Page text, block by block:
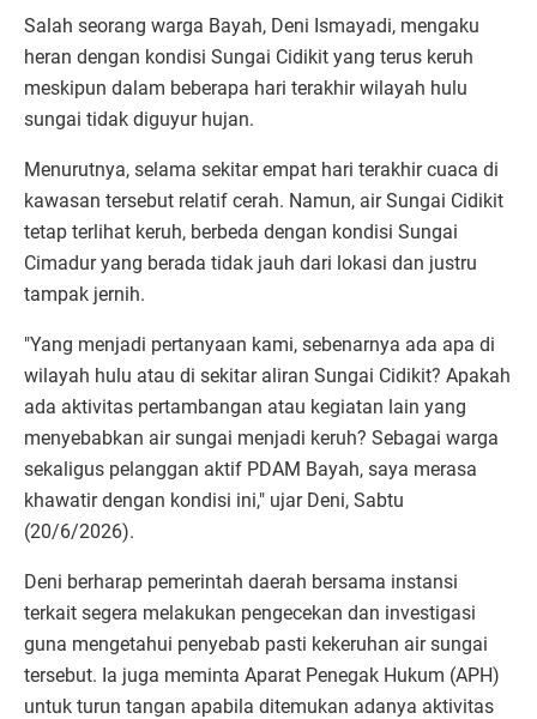
Salah seorang warga Bayah, Deni Ismayadi, mengaku
heran dengan kondisi Sungai Cidikit yang terus keruh
meskipun dalam beberapa hari terakhir wilayah hulu
sungai tidak diguyur hujan.
Menurutnya, selama sekitar empat hari terakhir cuaca di
kawasan tersebut relatif cerah. Namun, air Sungai Cidikit
tetap terlihat keruh, berbeda dengan kondisi Sungai
Cimadur yang berada tidak jauh dari lokasi dan justru
tampak jernih.
"Yang menjadi pertanyaan kami, sebenarnya ada apa di
wilayah hulu atau di sekitar aliran Sungai Cidikit? Apakah
ada aktivitas pertambangan atau kegiatan lain yang
menyebabkan air sungai menjadi keruh? Sebagai warga
sekaligus pelanggan aktif PDAM Bayah, saya merasa
khawatir dengan kondisi ini," ujar Deni, Sabtu
(20/6/2026).
Deni berharap pemerintah daerah bersama instansi
terkait segera melakukan pengecekan dan investigasi
guna mengetahui penyebab pasti kekeruhan air sungai
tersebut. Ia juga meminta Aparat Penegak Hukum (APH)
untuk turun tangan apabila ditemukan adanya aktivitas